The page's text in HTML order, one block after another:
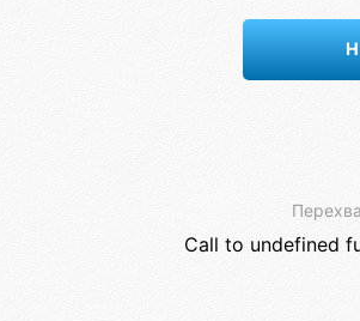
Call to undefined